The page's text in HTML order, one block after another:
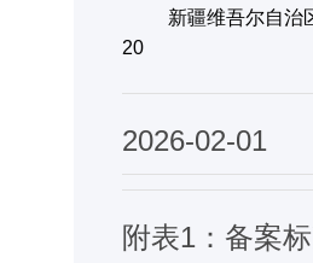
新疆维吾尔自治
20
2026-02-01
附表1：备案